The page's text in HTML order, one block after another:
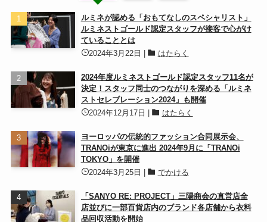
ルミネが認める「おもてなしのスペシャリスト」
ルミネストゴールド認定スタッフが接客で心がけ
ていることとは
2024年3月22日
はたらく
2024年度ルミネストゴールド認定スタッフ11名が
決定！スタッフ同士のつながりを深める「ルミネ
ストセレブレーション2024」も開催
2024年12月17日
はたらく
ヨーロッパの伝統的ファッション合同展示会、
TRANOiが東京に進出 2024年9月に「TRANOi
TOKYO」を開催
2024年3月25日
でかける
「SANYO RE: PROJECT」三陽商会の直営店全
店並びに一部百貨店内のブランド各店舗から衣料
品回収活動を開始